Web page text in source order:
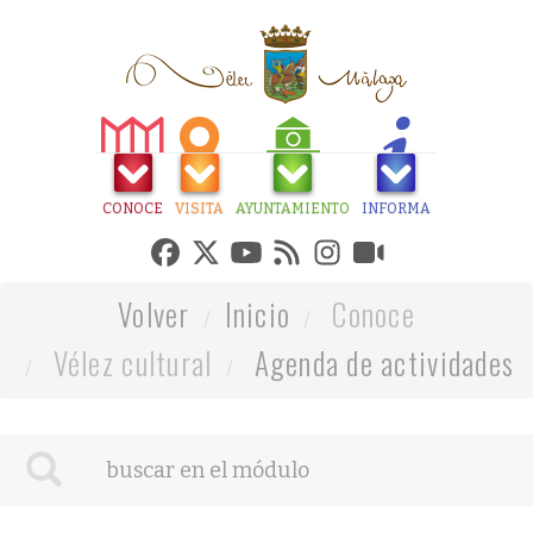
CONOCE VISITA AYUNTAMIENTO INFORMA
Volver Inicio
Conoce
Vélez cultural
Agenda de actividades